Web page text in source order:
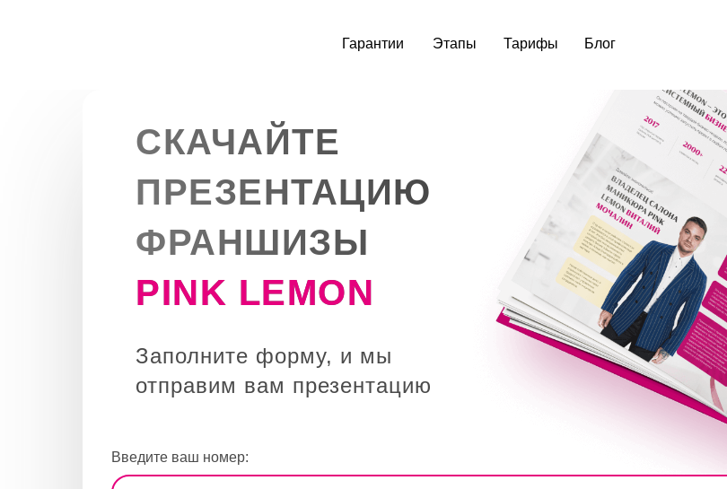
Гарантии Этапы Тарифы Блог
Введите ваш номер:
СКАЧАЙТЕ
ПРЕЗЕНТАЦИЮ
ФРАНШИЗЫ
PINK LEMON
Заполните форму, и мы
отправим вам презентацию